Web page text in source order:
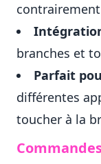
branches et
Parfait
différentes
toucher à la